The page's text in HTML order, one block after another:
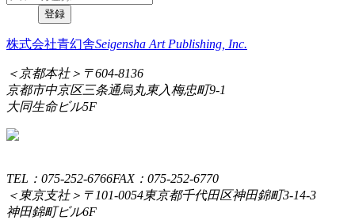
株式会社青幻舎Seigensha Art Publishing, Inc.
＜京都本社＞ 〒604-8136
京都市中京区三条通烏丸東入梅忠町9-1
大同生命ビル5F
TEL：075-252-6766FAX：075-252-6770
＜東京支社＞ 〒101-0054東京都千代田区神田錦町3-14-3
神田錦町ビル6F